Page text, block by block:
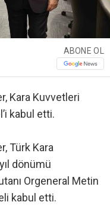
ABONE OL
Kara Kuvvetleri
kabul etti.
Türk Kara
dönümü
Orgeneral Metin
kabul etti.